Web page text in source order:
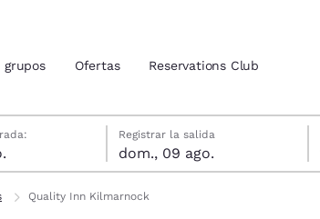
actuales
grupos Ofertas Reservations Club
Registrar la salida
dom., 09 ago.
fecha de check-out seleccionada
fecha de check-in seleccionada
Quality Inn Kilmarnock